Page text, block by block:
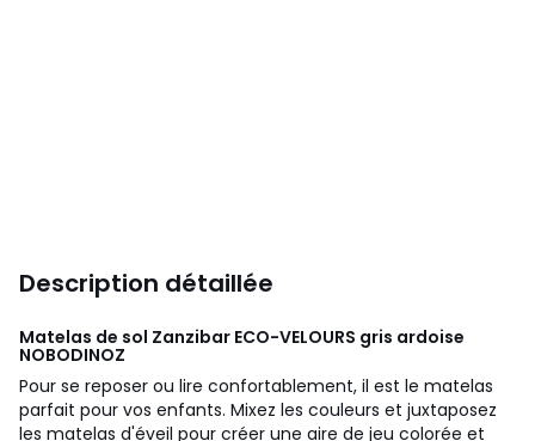
Description détaillée
Matelas de sol Zanzibar ECO-VELOURS gris ardoise
NOBODINOZ
Pour se reposer ou lire confortablement, il est le matelas
parfait pour vos enfants. Mixez les couleurs et juxtaposez
les matelas d'éveil pour créer une aire de jeu colorée et